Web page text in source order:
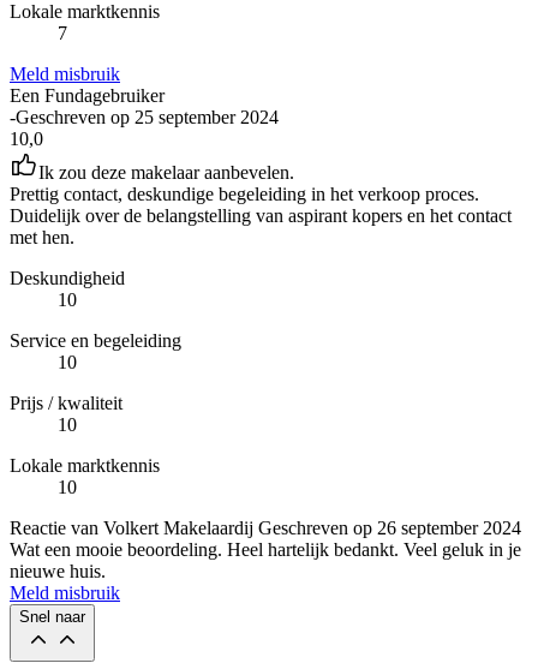
Lokale marktkennis
7
Meld misbruik
Een Fundagebruiker
-Geschreven op 25 september 2024
10,0
Ik zou deze makelaar aanbevelen.
Prettig contact, deskundige begeleiding in het verkoop proces.
Duidelijk over de belangstelling van aspirant kopers en het contact
met hen.
Deskundigheid
10
Service en begeleiding
10
Prijs / kwaliteit
10
Lokale marktkennis
10
Reactie van Volkert Makelaardij Geschreven op 26 september 2024
Wat een mooie beoordeling. Heel hartelijk bedankt. Veel geluk in je
nieuwe huis.
Meld misbruik
Snel naar